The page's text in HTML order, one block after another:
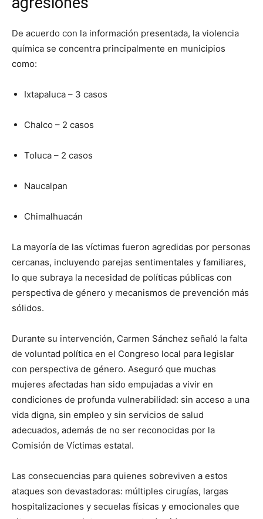
De acuerdo con la información presentada, la violencia
química se concentra principalmente en municipios
como:
Ixtapaluca – 3 casos
Chalco – 2 casos
Toluca – 2 casos
Naucalpan
Chimalhuacán
La mayoría de las víctimas fueron agredidas por personas
cercanas, incluyendo parejas sentimentales y familiares,
lo que subraya la necesidad de políticas públicas con
perspectiva de género y mecanismos de prevención más
sólidos.
Durante su intervención, Carmen Sánchez señaló la falta
de voluntad política en el Congreso local para legislar
con perspectiva de género. Aseguró que muchas
mujeres afectadas han sido empujadas a vivir en
condiciones de profunda vulnerabilidad: sin acceso a una
vida digna, sin empleo y sin servicios de salud
adecuados, además de no ser reconocidas por la
Comisión de Víctimas estatal.
Las consecuencias para quienes sobreviven a estos
ataques son devastadoras: múltiples cirugías, largas
hospitalizaciones y secuelas físicas y emocionales que